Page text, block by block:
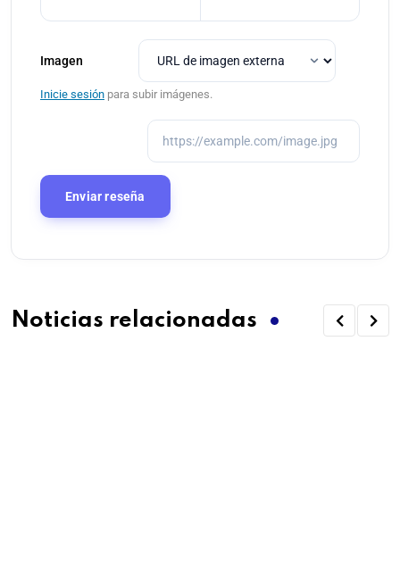
Imagen
Inicie sesión para subir imágenes.
Noticias relacionadas